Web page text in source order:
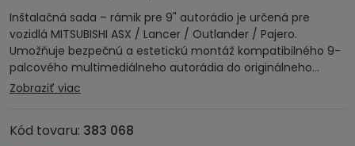
Inštalačná sada – rámik pre 9" autorádio je určená pre
vozidlá MITSUBISHI ASX / Lancer / Outlander / Pajero.
Umožňuje bezpečnú a estetickú montáž kompatibilného 9-
palcového multimediálneho autorádia do originálneho…
Zobraziť viac
Kód tovaru: 383 068